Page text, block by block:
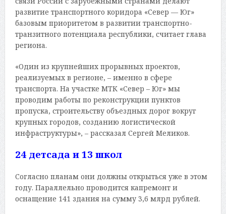
развитие транспортного коридора «Север — Юг»
базовым приоритетом в развитии транспортно-
транзитного потенциала республики, считает глава
региона.
«Один из крупнейших прорывных проектов,
реализуемых в регионе, – именно в сфере
транспорта. На участке МТК «Север – Юг» мы
проводим работы по реконструкции пунктов
пропуска, строительству объездных дорог вокруг
крупных городов, созданию логистической
инфраструктуры», – рассказал Сергей Меликов.
24 детсада и 13 школ
Согласно планам они должны открыться уже в этом
году. Параллельно проводится капремонт и
оснащение 141 здания на сумму 3,6 млрд рублей.